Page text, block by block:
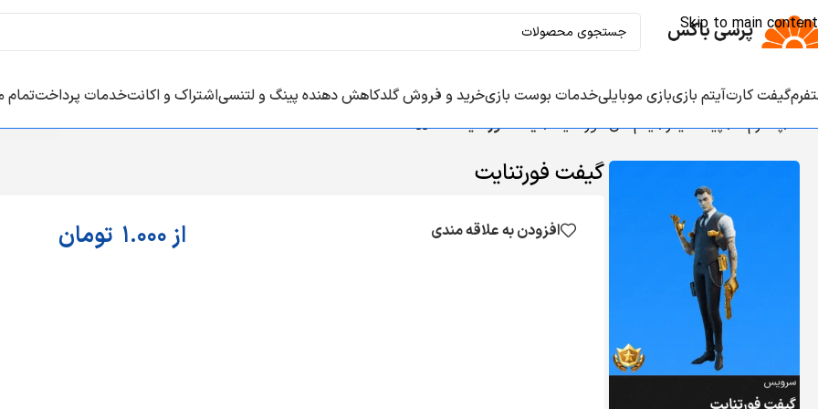
Skip to main content
گیفت کارت‌آیتم‌ بازی‌بازی موبایلیخدمات بوست بازی‌خرید و فروش گلدکاهش دهنده پینگ و لتنسیاشتراک و اکانتخدمات پرداخت
خانه/پلتفرم‌ها/اپیک گیمز/آیتم‌های فورتنایت/گیفت فورتنایت
گیفت فورتنایت
افزودن به علاقه مندی از1.000 تومان